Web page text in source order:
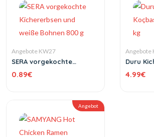
Angebote KW27
SERA vorgekochte
Bohnen 800 g
0.89€
Angebote
Duru
4.99€
Angebot